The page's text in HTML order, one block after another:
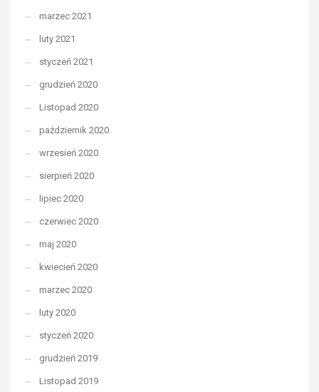
marzec 2021
luty 2021
styczeń 2021
grudzień 2020
Listopad 2020
październik 2020
wrzesień 2020
sierpień 2020
lipiec 2020
czerwiec 2020
maj 2020
kwiecień 2020
marzec 2020
luty 2020
styczeń 2020
grudzień 2019
Listopad 2019